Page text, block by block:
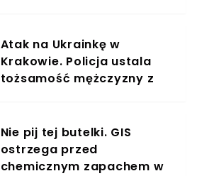
Atak na Ukrainkę w
Krakowie. Policja ustala
tożsamość mężczyzny z
Nie pij tej butelki. GIS
ostrzega przed
chemicznym zapachem w